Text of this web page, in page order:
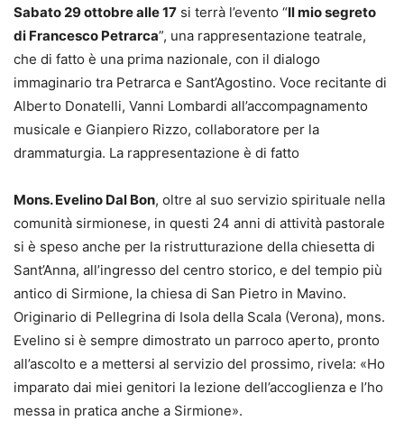
Sabato 29 ottobre alle 17 si terrà l’evento “Il mio segreto
di Francesco Petrarca”, una rappresentazione teatrale,
che di fatto è una prima nazionale, con il dialogo
immaginario tra Petrarca e Sant’Agostino. Voce recitante di
Alberto Donatelli, Vanni Lombardi all’accompagnamento
musicale e Gianpiero Rizzo, collaboratore per la
drammaturgia. La rappresentazione è di fatto
Mons. Evelino Dal Bon, oltre al suo servizio spirituale nella
comunità sirmionese, in questi 24 anni di attività pastorale
si è speso anche per la ristrutturazione della chiesetta di
Sant’Anna, all’ingresso del centro storico, e del tempio più
antico di Sirmione, la chiesa di San Pietro in Mavino.
Originario di Pellegrina di Isola della Scala (Verona), mons.
Evelino si è sempre dimostrato un parroco aperto, pronto
all’ascolto e a mettersi al servizio del prossimo, rivela: «Ho
imparato dai miei genitori la lezione dell’accoglienza e l’ho
messa in pratica anche a Sirmione».